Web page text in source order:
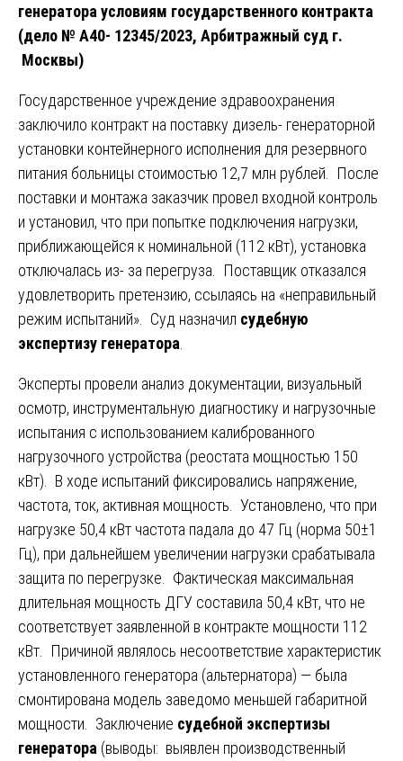
генератора условиям государственного контракта
(дело № А40- 12345/2023, Арбитражный суд г.
Москвы)
Государственное учреждение здравоохранения
заключило контракт на поставку дизель- генераторной
установки контейнерного исполнения для резервного
питания больницы стоимостью 12,7 млн рублей. После
поставки и монтажа заказчик провел входной контроль
и установил, что при попытке подключения нагрузки,
приближающейся к номинальной (112 кВт), установка
отключалась из- за перегруза. Поставщик отказался
удовлетворить претензию, ссылаясь на «неправильный
режим испытаний». Суд назначил судебную
экспертизу генератора
Эксперты провели анализ документации, визуальный
осмотр, инструментальную диагностику и нагрузочные
испытания с использованием калиброванного
нагрузочного устройства (реостата мощностью 150
кВт). В ходе испытаний фиксировались напряжение,
частота, ток, активная мощность. Установлено, что при
нагрузке 50,4 кВт частота падала до 47 Гц (норма 50±1
Гц), при дальнейшем увеличении нагрузки срабатывала
защита по перегрузке. Фактическая максимальная
длительная мощность ДГУ составила 50,4 кВт, что не
соответствует заявленной в контракте мощности 112
кВт. Причиной являлось несоответствие характеристик
установленного генератора (альтернатора) — была
смонтирована модель заведомо меньшей габаритной
мощности. Заключение судебной экспертизы
генератора (выводы: выявлен производственный